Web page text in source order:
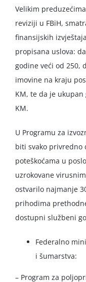
Velikim
reviziji u FBiH,
finansijskih
propisana uslova:
godine veći od 250,
imovine na kraju
KM, te da je
KM.
U Programu za
biti svako privredno
poteškoćama u
uzrokovane
ostvarilo najmanje
prihodima
dostupni službeni
Federalno
i šumarstva:
– Program za